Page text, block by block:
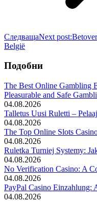
СледващаNext post:
België
Подобни
The Best Online Gambling
Pleasurable and Safe
04.08.2026
Talletus Uusi Ruletti –
04.08.2026
The Top Online Slots
04.08.2026
Ruletka Turniej Systemy:
04.08.2026
No Verification Casino: A
04.08.2026
PayPal Casino Einzahlung:
04.08.2026